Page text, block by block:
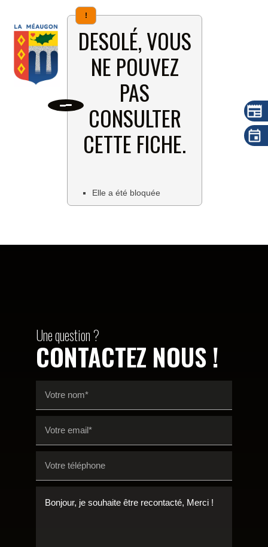
!
DESOLÉ, VOUS
NE POUVEZ
PAS
CONSULTER
CETTE FICHE.
Elle a été bloquée
Une question ?
CONTACTEZ NOUS !